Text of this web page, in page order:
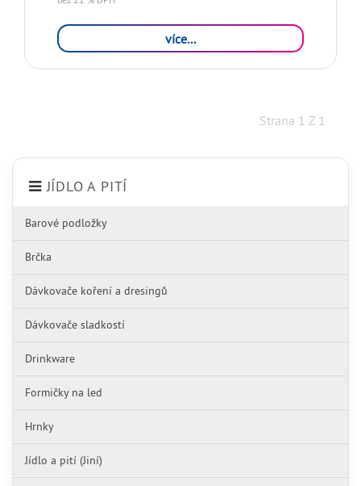
více...
Strana 1 Z 1
JÍDLO A PITÍ
Barové podložky
Brčka
Dávkovače koření a dresingů
Dávkovače sladkostí
Drinkware
Formičky na led
Hrnky
Jídlo a pití (Jiní)